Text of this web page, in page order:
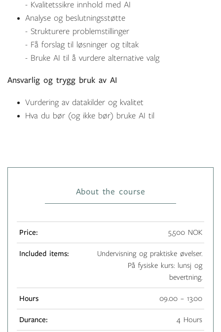
- Kvalitetssikre innhold med AI
Analyse og beslutningsstøtte
- Strukturere problemstillinger
- Få forslag til løsninger og tiltak
- Bruke AI til å vurdere alternative valg
Ansvarlig og trygg bruk av AI
Vurdering av datakilder og kvalitet
Hva du bør (og ikke bør) bruke AI til
About the course
Price: 5,500 NOK
Included items:
Undervisning og praktiske øvelser.
På fysiske kurs: lunsj og
bevertning.
Hours 09.00 – 13.00
Durance: 4 Hours